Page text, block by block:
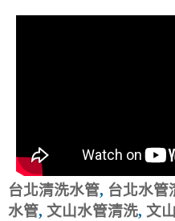
台北清洗水管, 台北水管
水管, 文山水管清洗, 文